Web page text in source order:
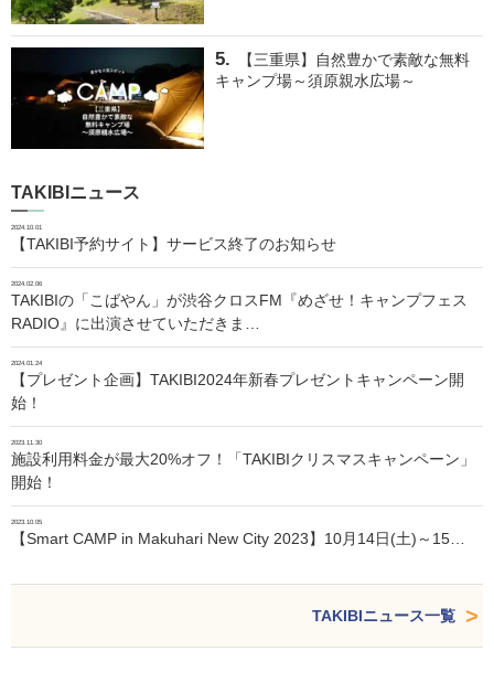
【三重県】自然豊かで素敵な無料
キャンプ場～須原親水広場～
TAKIBIニュース
2024.10.01
【TAKIBI予約サイト】サービス終了のお知らせ
2024.02.06
TAKIBIの「こばやん」が渋谷クロスFM『めざせ！キャンプフェス
RADIO』に出演させていただきま…
2024.01.24
【プレゼント企画】TAKIBI2024年新春プレゼントキャンペーン開
始！
2023.11.30
施設利用料金が最大20%オフ！「TAKIBIクリスマスキャンペーン」
開始！
2023.10.05
【Smart CAMP in Makuhari New City 2023】10月14日(土)～15…
TAKIBIニュース一覧